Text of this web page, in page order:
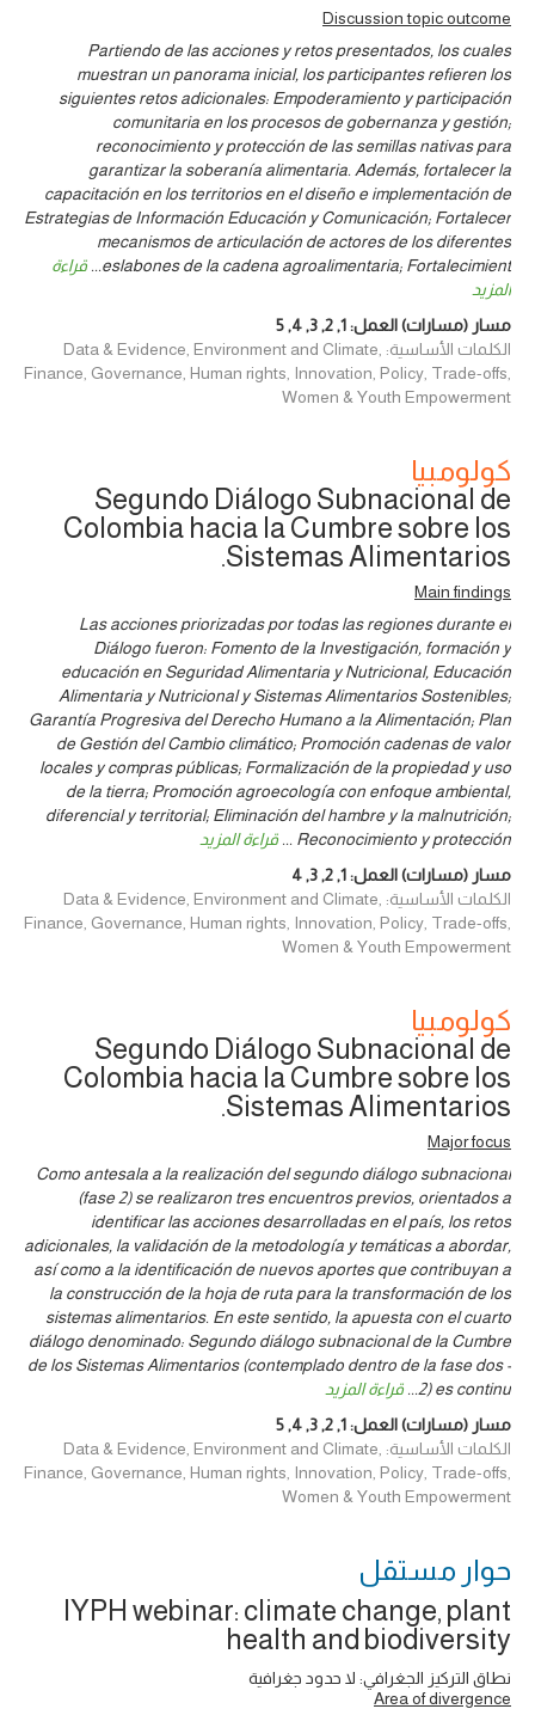
Discussion topic outcome
Partiendo de las acciones y retos presentados, los cuales
muestran un panorama inicial, los participantes refieren los
siguientes retos adicionales: Empoderamiento y participación
comunitaria en los procesos de gobernanza y gestión;
reconocimiento y protección de las semillas nativas para
garantizar la soberanía alimentaria. Además, fortalecer la
capacitación en los territorios en el diseño e implementación de
Estrategias de Información Educación y Comunicación; Fortalecer
mecanismos de articulación de actores de los diferentes
eslabones de la cadena agroalimentaria; Fortalecimient
... قراءة
المزيد
مسار (مسارات) العمل:1
,
2
,
3
,
4
,
5
الكلمات الأساسية: Data & Evidence, Environment and Climate,
Finance, Governance, Human rights, Innovation, Policy, Trade-offs,
Women & Youth Empowerment
كولومبيا
Segundo Diálogo Subnacional de
Colombia hacia la Cumbre sobre los
Sistemas Alimentarios.
Main findings
Las acciones priorizadas por todas las regiones durante el
Diálogo fueron: Fomento de la Investigación, formación y
educación en Seguridad Alimentaria y Nutricional, Educación
Alimentaria y Nutricional y Sistemas Alimentarios Sostenibles;
Garantía Progresiva del Derecho Humano a la Alimentación; Plan
de Gestión del Cambio climático; Promoción cadenas de valor
locales y compras públicas; Formalización de la propiedad y uso
de la tierra; Promoción agroecología con enfoque ambiental,
diferencial y territorial; Eliminación del hambre y la malnutrición;
Reconocimiento y protección
... قراءة المزيد
مسار (مسارات) العمل:1
,
2
,
3
,
4
الكلمات الأساسية: Data & Evidence, Environment and Climate,
Finance, Governance, Human rights, Innovation, Policy, Trade-offs,
Women & Youth Empowerment
كولومبيا
Segundo Diálogo Subnacional de
Colombia hacia la Cumbre sobre los
Sistemas Alimentarios.
Major focus
Como antesala a la realización del segundo diálogo subnacional
(fase 2) se realizaron tres encuentros previos, orientados a
identificar las acciones desarrolladas en el país, los retos
adicionales, la validación de la metodología y temáticas a abordar,
así como a la identificación de nuevos aportes que contribuyan a
la construcción de la hoja de ruta para la transformación de los
sistemas alimentarios. En este sentido, la apuesta con el cuarto
diálogo denominado: Segundo diálogo subnacional de la Cumbre
de los Sistemas Alimentarios (contemplado dentro de la fase dos -
2) es continu
... قراءة المزيد
مسار (مسارات) العمل:1
,
2
,
3
,
4
,
5
الكلمات الأساسية: Data & Evidence, Environment and Climate,
Finance, Governance, Human rights, Innovation, Policy, Trade-offs,
Women & Youth Empowerment
حوار ‎مستقل
IYPH webinar: climate change, plant
health and biodiversity
نطاق التركيز الجغرافي: لا حدود جغرافية
Area of divergence